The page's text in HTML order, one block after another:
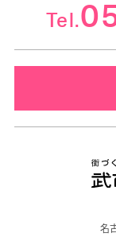
Tel.
名